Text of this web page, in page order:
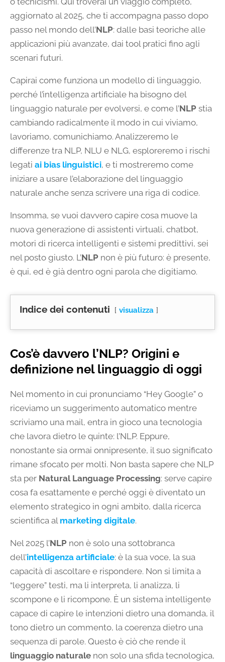
aggiornato al 2025, che ti accompagna passo dopo
passo nel mondo dell’NLP: dalle basi teoriche alle
applicazioni più avanzate, dai tool pratici fino agli
scenari futuri.
Capirai come funziona un modello di linguaggio,
perché l’intelligenza artificiale ha bisogno del
linguaggio naturale per evolversi, e come l’NLP stia
cambiando radicalmente il modo in cui viviamo,
lavoriamo, comunichiamo. Analizzeremo le
differenze tra NLP, NLU e NLG, esploreremo i rischi
legati ai bias linguistici, e ti mostreremo come
iniziare a usare l’elaborazione del linguaggio
naturale anche senza scrivere una riga di codice.
Insomma, se vuoi davvero capire cosa muove la
nuova generazione di assistenti virtuali, chatbot,
motori di ricerca intelligenti e sistemi predittivi, sei
nel posto giusto. L’NLP non è più futuro: è presente,
è qui, ed è già dentro ogni parola che digitiamo.
Indice dei contenuti visualizza
Cos’è davvero l’NLP? Origini e
definizione nel linguaggio di oggi
Nel momento in cui pronunciamo “Hey Google” o
riceviamo un suggerimento automatico mentre
scriviamo una mail, entra in gioco una tecnologia
che lavora dietro le quinte: l’NLP. Eppure,
nonostante sia ormai onnipresente, il suo significato
rimane sfocato per molti. Non basta sapere che NLP
sta per Natural Language Processing: serve capire
cosa fa esattamente e perché oggi è diventato un
elemento strategico in ogni ambito, dalla ricerca
scientifica al marketing digitale.
Nel 2025 l’NLP non è solo una sottobranca
dell’intelligenza artificiale: è la sua voce, la sua
capacità di ascoltare e rispondere. Non si limita a
“leggere” testi, ma li interpreta, li analizza, li
scompone e li ricompone. È un sistema intelligente
capace di capire le intenzioni dietro una domanda, il
tono dietro un commento, la coerenza dietro una
sequenza di parole. Questo è ciò che rende il
linguaggio naturale non solo una sfida tecnologica,